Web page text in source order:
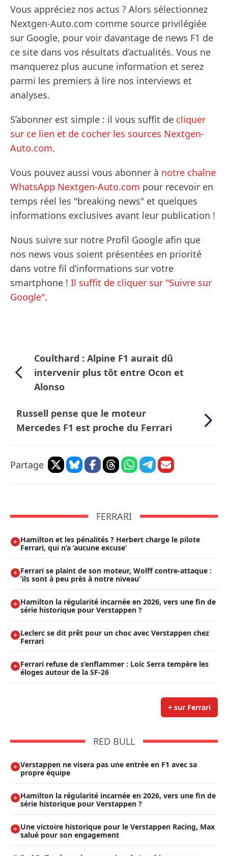
Vous appréciez nos actus ? Alors sélectionnez
Nextgen-Auto.com comme source privilégiée
sur Google, pour voir davantage de news F1 de
ce site dans vos résultats d’actualités. Vous ne
manquerez plus aucune information et serez
parmi les premiers à lire nos interviews et
analyses.
S’abonner est simple : il vous suffit de cliquer
sur ce lien et de cocher les sources Nextgen-
Auto.com.
Vous pouvez aussi vous abonner à notre chaîne
WhatsApp Nextgen-Auto.com pour recevoir en
temps réel les "breaking news" et quelques
informations exclusives avant leur publication !
Nous suivre sur notre Profil Google afin que
nos news vous soient présentées en priorité
dans votre fil d’informations sur votre
smartphone ! Il suffit de cliquer sur "Suivre sur
Google".
Coulthard : Alpine F1 aurait dû
intervenir plus tôt entre Ocon et
Alonso
Russell pense que le moteur
Mercedes F1 est proche du Ferrari
Partage
FERRARI
Hamilton et les pénalités ? Herbert charge le pilote
Ferrari, qui n’a ’aucune excuse’
Ferrari se plaint de son moteur, Wolff contre-attaque :
’ils sont à peu près à notre niveau’
Hamilton la régularité incarnée en 2026, vers une fin de
série historique pour Verstappen ?
Leclerc se dit prêt pour un choc avec Verstappen chez
Ferrari
Ferrari refuse de s’enflammer : Loïc Serra tempère les
éloges autour de la SF-26
+ sur Ferrari
RED BULL
Verstappen ne visera pas une entrée en F1 avec sa
propre équipe
Hamilton la régularité incarnée en 2026, vers une fin de
série historique pour Verstappen ?
Une victoire historique pour le Verstappen Racing, Max
salué pour son engagement